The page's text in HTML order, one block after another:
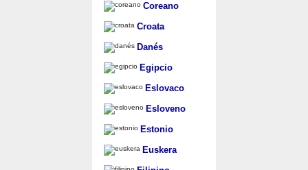
Coreano
Croata
Danés
Egipcio
Eslovaco
Esloveno
Estonio
Euskera